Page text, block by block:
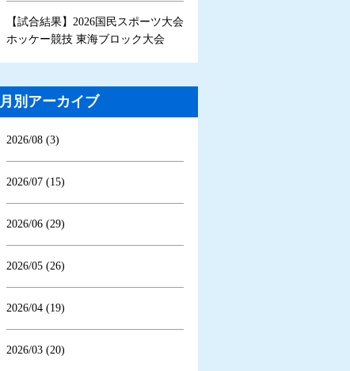
【試合結果】2026国民スポーツ大会
ホッケー競技 東海ブロック大会
月別アーカイブ
2026/08 (3)
2026/07 (15)
2026/06 (29)
2026/05 (26)
2026/04 (19)
2026/03 (20)